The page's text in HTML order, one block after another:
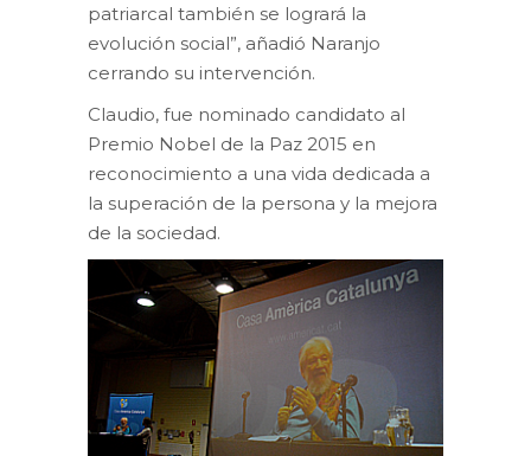
patriarcal también se logrará la
evolución social”, añadió Naranjo
cerrando su intervención.
Claudio, fue nominado candidato al
Premio Nobel de la Paz 2015 en
reconocimiento a una vida dedicada a
la superación de la persona y la mejora
de la sociedad.